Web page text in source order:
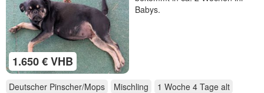
1.650 € VHB
Babys.
Deutscher Pinscher/Mops Mischling 1 Woche 4 Tage alt